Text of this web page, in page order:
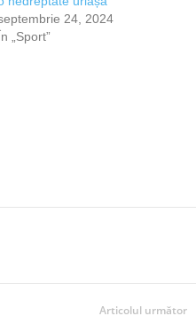
24, 2024
„Sport”
Articolul următor